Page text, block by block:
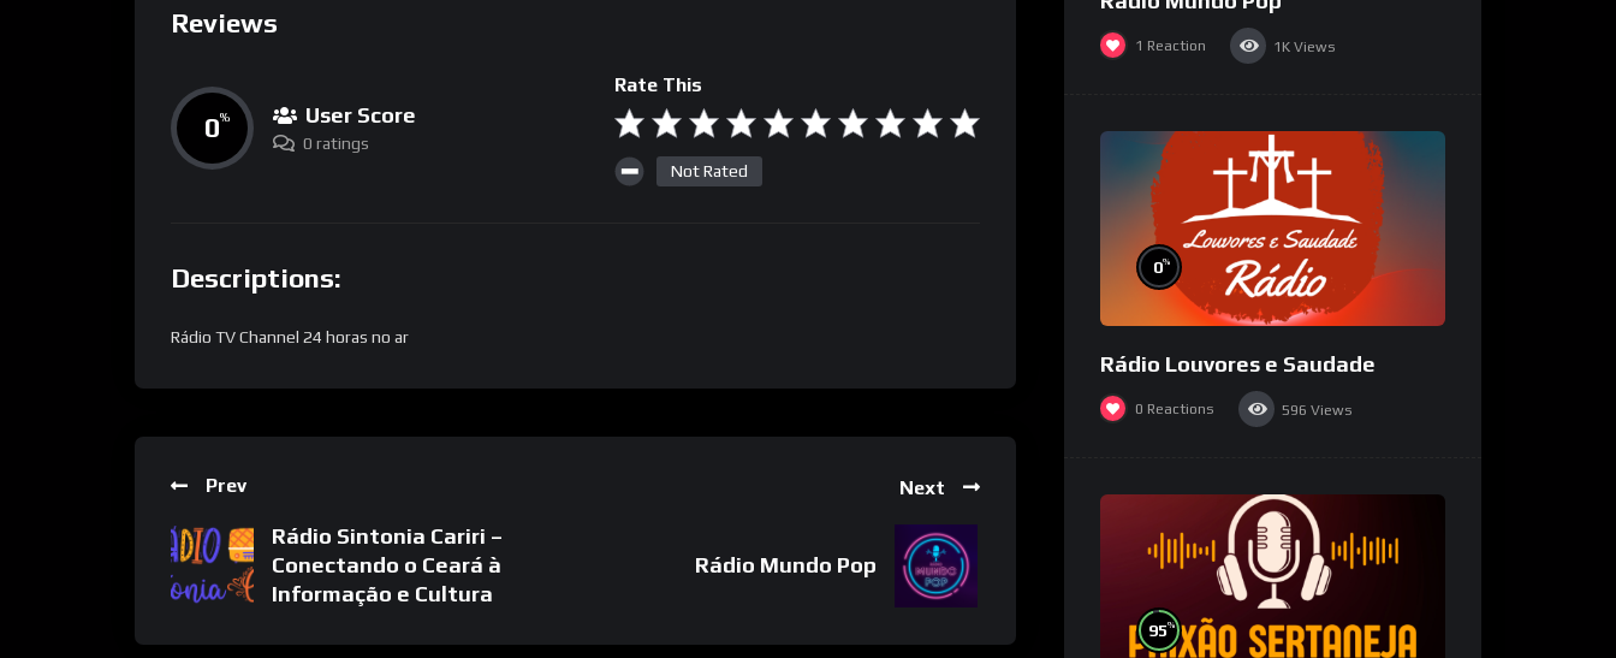
Reviews
0% User Score
0 ratings
Rate This
Not Rated
Descriptions:
Rádio TV Channel 24 horas no ar
Prev
Rádio Sintonia Cariri –
Conectando o Ceará à
Informação e Cultura
Next
Rádio Mundo Pop
1 Reaction 1K Views
0%
Rádio Louvores e Saudade
0 Reactions 596 Views
95%